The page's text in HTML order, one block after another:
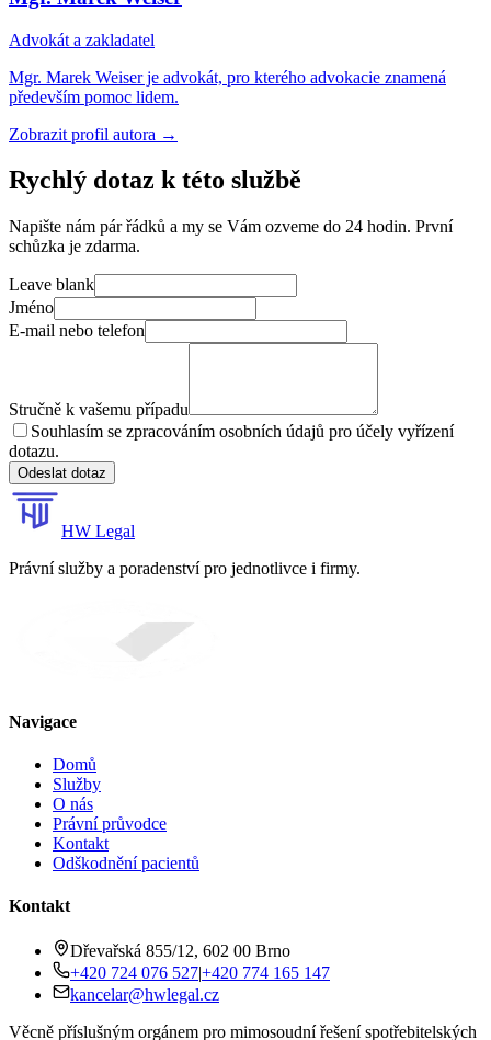
Advokát a zakladatel
Mgr. Marek Weiser je advokát, pro kterého advokacie znamená
především pomoc lidem.
Zobrazit profil autora →
Rychlý dotaz k této službě
Napište nám pár řádků a my se Vám ozveme do 24 hodin. První
schůzka je zdarma.
Leave blank
Jméno
E-mail nebo telefon
Stručně k vašemu případu
Souhlasím se zpracováním osobních údajů pro účely vyřízení
dotazu.
Odeslat dotaz
HW Legal
Právní služby a poradenství pro jednotlivce i firmy.
Navigace
Domů
Služby
O nás
Právní průvodce
Kontakt
Odškodnění pacientů
Kontakt
Dřevařská 855/12, 602 00 Brno
+420 724 076 527|+420 774 165 147
kancelar@hwlegal.cz
Věcně příslušným orgánem pro mimosoudní řešení spotřebitelských